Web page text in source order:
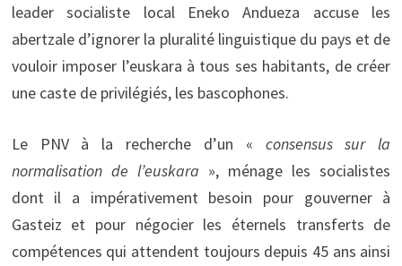
leader socialiste local Eneko Andueza accuse les
abertzale d’ignorer la pluralité linguistique du pays et de
vouloir imposer l’euskara à tous ses habitants, de créer
une caste de privilégiés, les bascophones.
Le PNV à la recherche d’un « consensus sur la
normalisation de l’euskara », ménage les socialistes
dont il a impérativement besoin pour gouverner à
Gasteiz et pour négocier les éternels transferts de
compétences qui attendent toujours depuis 45 ans ainsi